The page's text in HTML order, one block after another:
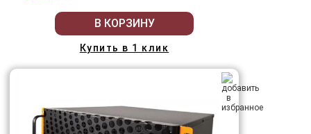
В КОРЗИНУ
Купить в 1 клик